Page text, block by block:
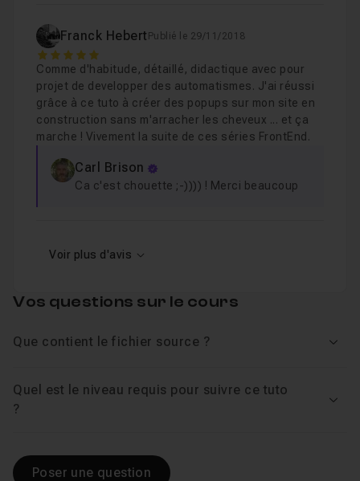
Franck Hebert Publié le 29/11/2018
5
Comme d'habitude, détaillé, didactique avec pour
projet de developper des automatismes. J'ai réussi
grâce à ce tuto à créer des popups sur mon site en
construction sans m'arracher les cheveux ... et ça
marche ! Vivement la suite de ces séries FrontEnd.
Carl Brison
Ca c'est chouette ;-)))) ! Merci beaucoup
Voir plus d'avis
Vos questions sur le cours
Que contient le fichier source ?
Quel est le niveau requis pour suivre ce tuto
?
Poser une question